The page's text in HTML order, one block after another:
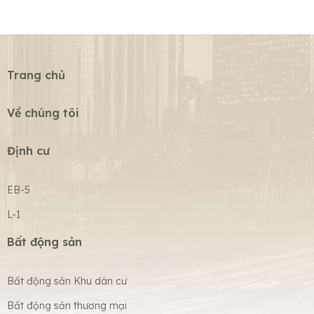
Trang chủ
Về chúng tôi
Định cư
EB-5
L-1
Bất động sản
Bất động sản Khu dân cư
Bất động sản thương mại